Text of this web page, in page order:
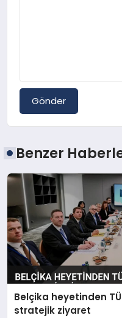
Gönder
Benzer
Belçika heyetinden
stratejik ziyaret